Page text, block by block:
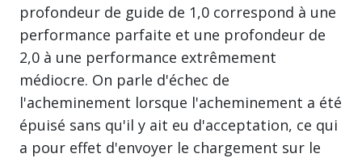
profondeur de guide de 1,0 correspond à une
performance parfaite et une profondeur de
2,0 à une performance extrêmement
médiocre. On parle d'échec de
l'acheminement lorsque l'acheminement a été
épuisé sans qu'il y ait eu d'acceptation, ce qui
a pour effet d'envoyer le chargement sur le